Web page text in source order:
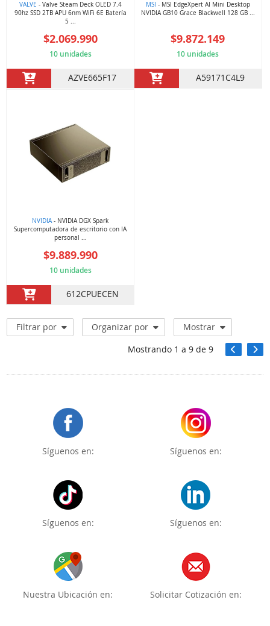
VALVE - Valve Steam Deck OLED 7.4
90hz SSD 2TB APU 6nm WiFi 6E Batería
5 ...
$2.069.990
10 unidades
AZVE665F17
MSI - MSI EdgeXpert AI Mini Desktop
NVIDIA GB10 Grace Blackwell 128 GB ...
$9.872.149
10 unidades
A59171C4L9
NVIDIA- NVIDIA DGX Spark
Supercomputadora de escritorio con IA
personal ...
$9.889.990
10 unidades
612CPUECEN
Filtrar por Organizar por
Mostrar
Mostrando 1 a 9de 9
Síguenos en: Síguenos en:
Síguenos en: Síguenos en:
Nuestra Ubicación en: Solicitar Cotización en: